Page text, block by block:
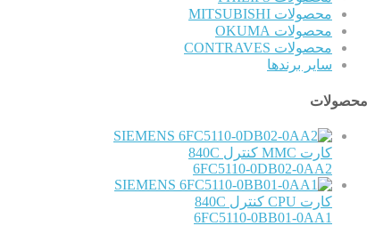
محصولات MITSUBISHI
محصولات OKUMA
محصولات CONTRAVES
سایر برندها
محصولات
SIEMENS
کارت MMC کنترل 840C
6FC5110-0DB02-0AA2
SIEMENS
کارت CPU کنترل 840C
6FC5110-0BB01-0AA1